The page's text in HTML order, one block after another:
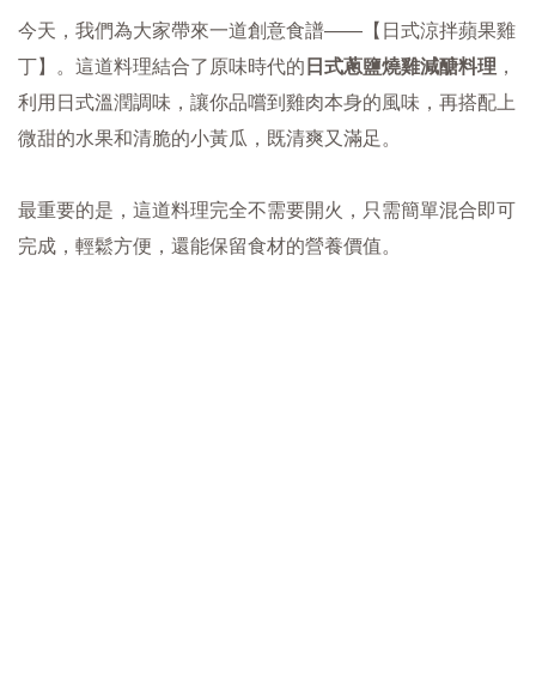
今天，我們為大家帶來一道創意食譜——【日式涼拌蘋果雞
丁】。這道料理結合了原味時代的日式蔥鹽燒雞減醣料理 ，
利用日式溫潤調味，讓你品嚐到雞肉本身的風味，再搭配上
微甜的水果和清脆的小黃瓜，既清爽又滿足。
最重要的是，這道料理完全不需要開火，只需簡單混合即可
完成，輕鬆方便，還能保留食材的營養價值。